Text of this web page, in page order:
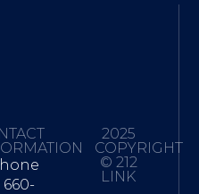
660-
2025
COPYRIGHT
© 212
LINK